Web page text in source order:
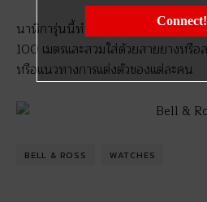
นาฬิการุ่นนี้ทำงานด้วยเครื่องแบบออ
100 เมตรและสวมใส่ด้วยสายยางหรื
หรือแนวทางการแต่งตัวของแต่ละคน
BELL & ROSS WATCHES
Connect!